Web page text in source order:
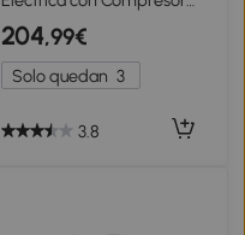
35L Doble Zona Control
App Luz LED Pantalla para
Coche y Camping Negro
204,99€
Solo quedan 3
3.8